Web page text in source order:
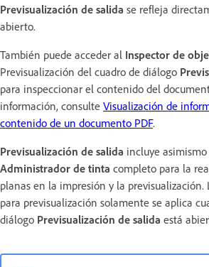
Previsualización de salida se refleja
abierto.
También puede acceder al Inspector de
Previsualización del cuadro de diálogo
para inspeccionar el contenido del
información, consulte Visualización de
contenido de un documento PDF.
Previsualización de salida incluye asimismo
Administrador de tinta completo para la
planas en la impresión y la
para previsualización solamente se aplica
diálogo Previsualización de salida está